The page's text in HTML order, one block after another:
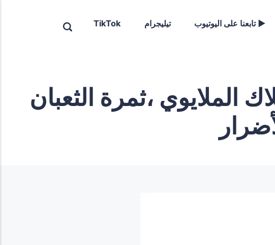
▶️ تابعنا على اليوتيوب تيليجرام TikTok
الملايوي ،ثمرة الثعبان